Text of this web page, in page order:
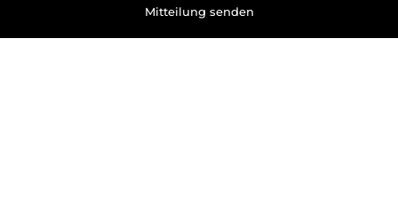
Mitteilung senden